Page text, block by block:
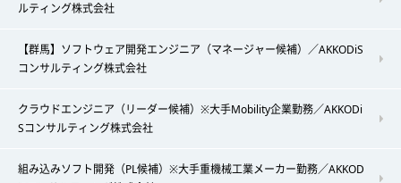
ルティング株式会社
【群馬】ソフトウェア開発エンジニア（マネージャー候補）／AKKODiS
コンサルティング株式会社
クラウドエンジニア（リーダー候補）※大手Mobility企業勤務／AKKODi
Sコンサルティング株式会社
組み込みソフト開発（PL候補）※大手重機械工業メーカー勤務／AKKOD